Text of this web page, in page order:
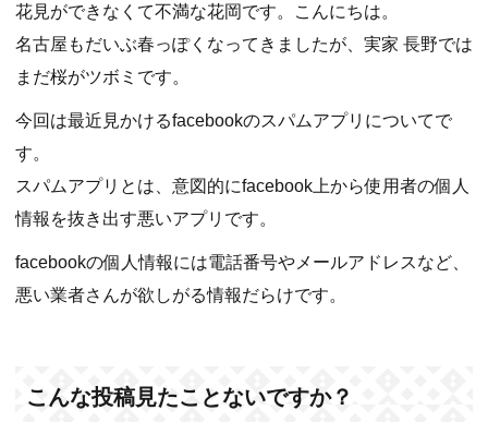
花見ができなくて不満な花岡です。こんにちは。
名古屋もだいぶ春っぽくなってきましたが、実家 長野では
まだ桜がツボミです。
今回は最近見かけるfacebookのスパムアプリについてで
す。
スパムアプリとは、意図的にfacebook上から使用者の個人
情報を抜き出す悪いアプリです。
facebookの個人情報には電話番号やメールアドレスなど、
悪い業者さんが欲しがる情報だらけです。
こんな投稿見たことないですか？